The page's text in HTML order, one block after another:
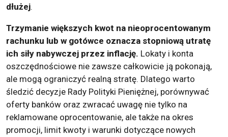
dłużej.
Trzymanie większych kwot na nieoprocentowanym
rachunku lub w gotówce oznacza stopniową utratę
ich siły nabywczej przez inflację. Lokaty i konta
oszczędnościowe nie zawsze całkowicie ją pokonają,
ale mogą ograniczyć realną stratę. Dlatego warto
śledzić decyzje Rady Polityki Pieniężnej, porównywać
oferty banków oraz zwracać uwagę nie tylko na
reklamowane oprocentowanie, ale także na okres
promocji, limit kwoty i warunki dotyczące nowych